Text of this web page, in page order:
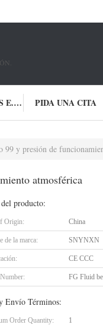
CONTACTO LOS E.E.U.U. PIDA UNA CITA
99 y presión de
atmosférica
producto:
Origin: China
de la marca: SNYNXN
CE CCC
FG Fluid
Envío Términos:
Order Quantity: 1